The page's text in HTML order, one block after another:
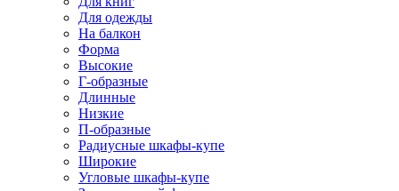
Для одежды
На балкон
Форма
Высокие
Г-образные
Длинные
Низкие
П-образные
Радиусные шкафы-купе
Широкие
Угловые шкафы-купе